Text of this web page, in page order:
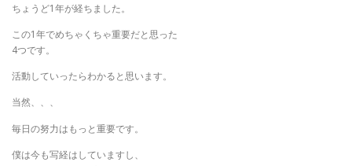
ちょうど1年が経ちました。
この1年でめちゃくちゃ重要だと思った
4つです。
活動していったらわかると思います。
当然、、、
毎日の努力はもっと重要です。
僕は今も写経はしていますし、